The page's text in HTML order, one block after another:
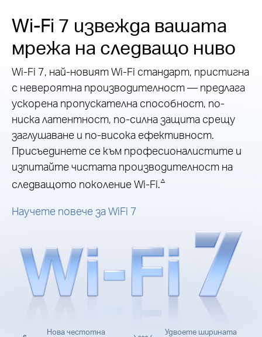
Wi-Fi 7 извежда вашата
мрежа на следващо ниво
Wi-Fi 7, най-новият Wi-Fi стандарт, пристигна
с невероятна производителност — предлага
ускорена пропускателна способност, по-
ниска латентност, по-силна защита срещу
заглушаване и по-висока ефективност.
Присъединете се към професионалистите и
изпитайте чистата производителност на
следващото поколение Wi-Fi.△
Научете повече за WiFi 7
Нова честотна
Удвоете ширината